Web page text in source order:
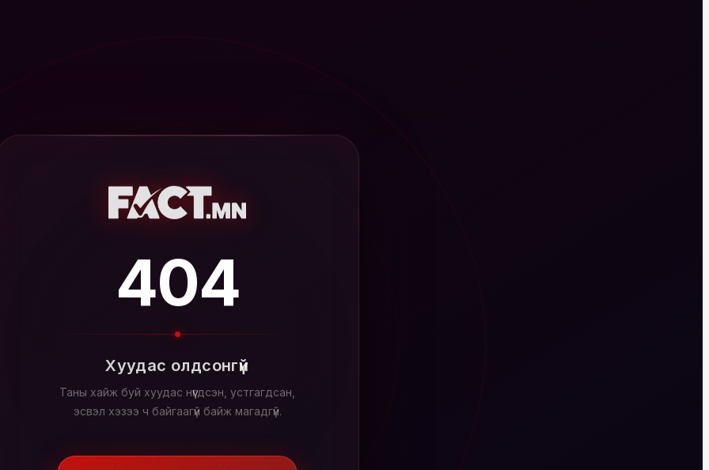
404
Хуудас олдсонгүй
Таны хайж буй хуудас нүүгдсэн, устгагдсан,
эсвэл хэзээ ч байгаагүй байж магадгүй.